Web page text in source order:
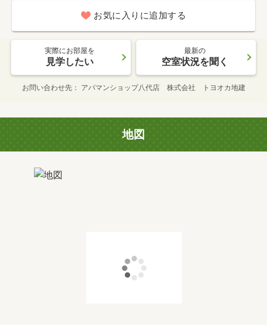
お気に入りに追加する
実際にお部屋を
見学したい
最新の
空室状況を聞く
お問い合わせ先 アパマンショップ八代店 株式会社 トヨオカ地建
地図